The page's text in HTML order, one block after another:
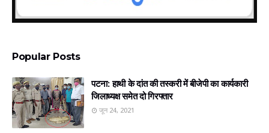
Popular Posts
पटना: हाथी के दांत की तस्करी में बीजेपी का कार्यकारी
जिलाध्यक्ष समेत दो गिरफ्तार
जून 24, 2021